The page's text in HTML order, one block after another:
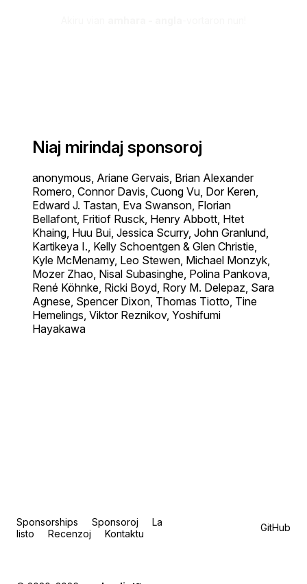
Niaj mirindaj sponsoroj
anonymous, Ariane Gervais, Brian Alexander
Romero, Connor Davis, Cuong Vu, Dor Keren,
Edward J. Tastan, Eva Swanson, Florian
Bellafont, Fritiof Rusck, Henry Abbott, Htet
Khaing, Huu Bui, Jessica Scurry, John Granlund,
Kartikeya I., Kelly Schoentgen & Glen Christie,
Kyle McMenamy, Leo Stewen, Michael Monzyk,
Mozer Zhao, Nisal Subasinghe, Polina Pankova,
René Köhnke, Ricki Boyd, Rory M. Delepaz, Sara
Agnese, Spencer Dixon, Thomas Tiotto, Tine
Hemelings, Viktor Reznikov, Yoshifumi
Hayakawa
Sponsorships Sponsoroj
La
listo
Recenzoj Kontaktu GitHub